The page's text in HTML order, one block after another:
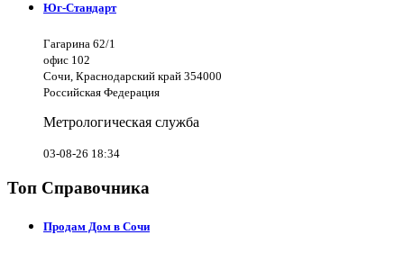
Юг-Стандарт
Гагарина 62/1
офис 102
Сочи, Краснодарский край 354000
Российская Федерация
Метрологическая служба
03-08-26 18:34
Топ Справочника
Продам Дом в Сочи